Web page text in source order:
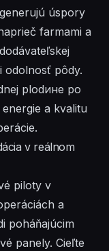
úspory
farmami a
odolnosť pôdy.
plodине po
a kvalitu
v reálnom
piloty v
a
poháňajúcim
panely. Cieľte